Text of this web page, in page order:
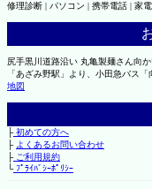
修理診断 | パソコン | 携帯電話 | 家
尻手黒川道路沿い 丸亀製麺さん向
「あざみ野駅」より、小田急バス
地図
├初めての方へ
├ よくあるお問い合わせ
├ご利用規約
└ﾌﾟﾗｲﾊﾞｼｰﾎﾟﾘｼｰ